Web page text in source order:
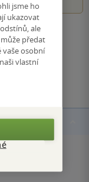
jsme ho
ukazovat
ale
předat
osobní
vlastní